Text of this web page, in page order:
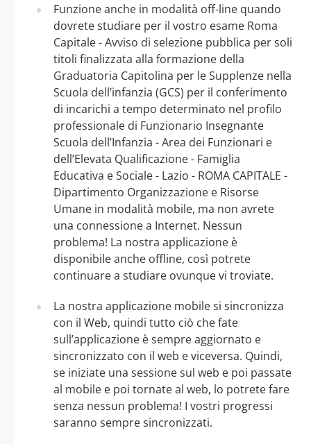
Funzione anche in modalità off-line quando
dovrete studiare per il vostro esame Roma
Capitale - Avviso di selezione pubblica per soli
titoli finalizzata alla formazione della
Graduatoria Capitolina per le Supplenze nella
Scuola dell’infanzia (GCS) per il conferimento
di incarichi a tempo determinato nel profilo
professionale di Funzionario Insegnante
Scuola dell’Infanzia - Area dei Funzionari e
dell’Elevata Qualificazione - Famiglia
Educativa e Sociale - Lazio - ROMA CAPITALE -
Dipartimento Organizzazione e Risorse
Umane in modalità mobile, ma non avrete
una connessione a Internet. Nessun
problema! La nostra applicazione è
disponibile anche offline, così potrete
continuare a studiare ovunque vi troviate.
La nostra applicazione mobile si sincronizza
con il Web, quindi tutto ciò che fate
sull’applicazione è sempre aggiornato e
sincronizzato con il web e viceversa. Quindi,
se iniziate una sessione sul web e poi passate
al mobile e poi tornate al web, lo potrete fare
senza nessun problema! I vostri progressi
saranno sempre sincronizzati.